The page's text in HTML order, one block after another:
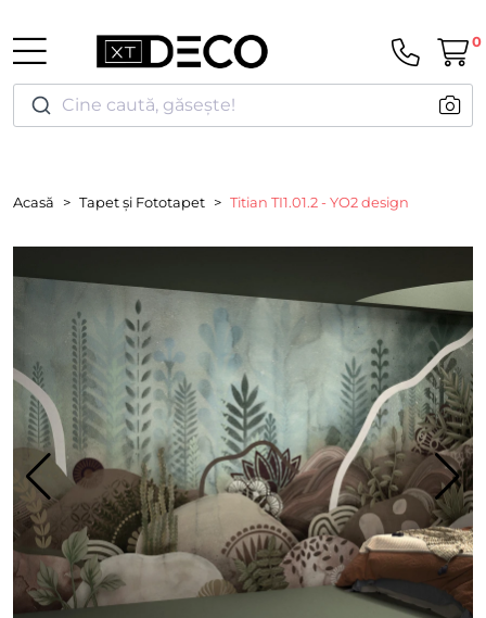
Cine caută, găsește!
0
Acasă Tapet și Fototapet Titian TI1.01.2 - YO2 design